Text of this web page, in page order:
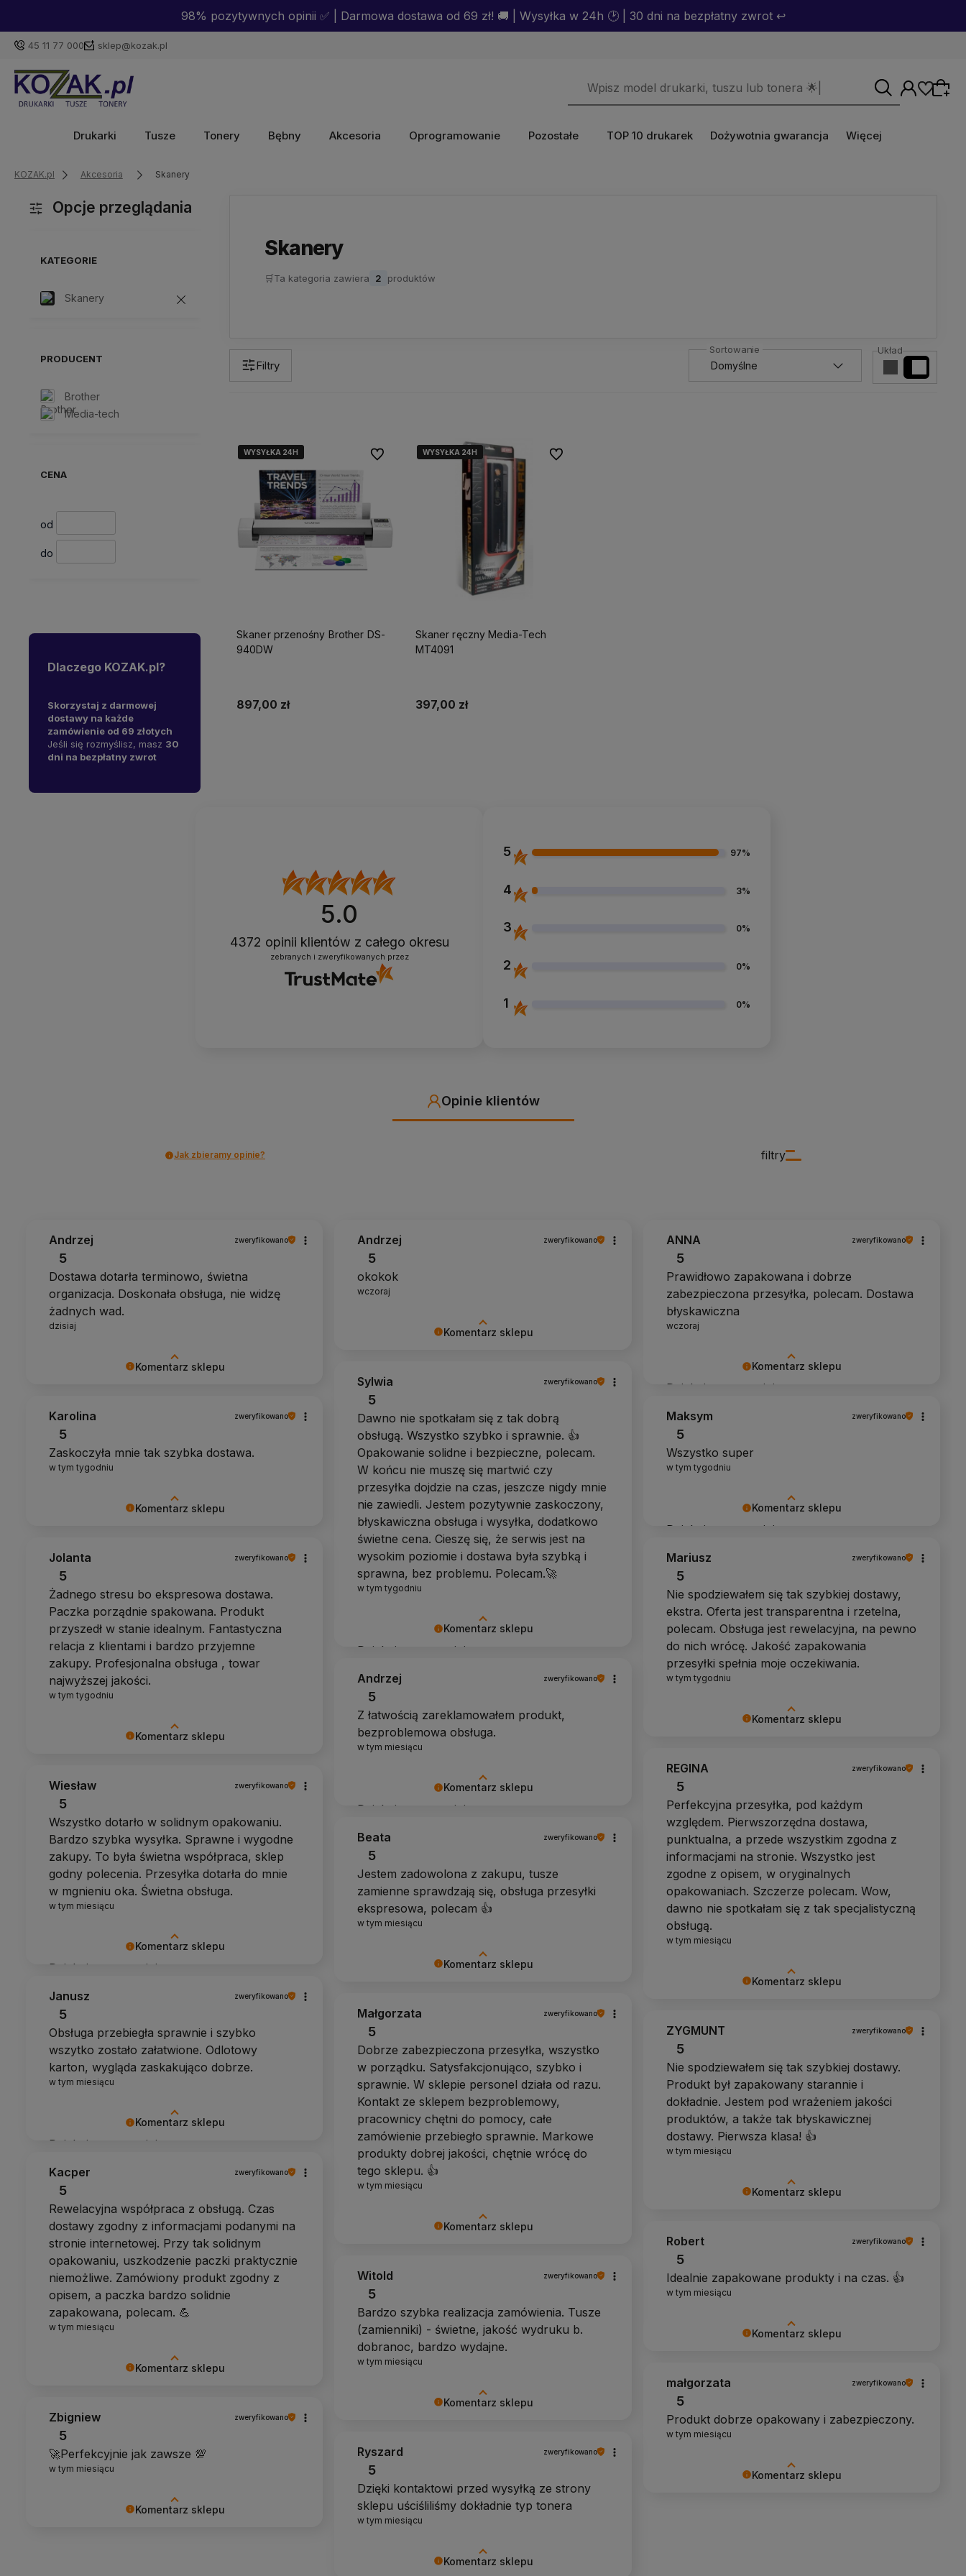
98% pozytywnych opinii ✅ | Darmowa dostawa od 69 zł! 🚚 | Wysyłka w 24h 🕑 | 30 dni na bezpłatny zwrot ↩️
45 11 77 000 sklep@kozak.pl
Drukarki Tusze Tonery Bębny Akcesoria Oprogramowanie Pozostałe TOP 10 drukarek Dożywotnia gwarancja Więcej
KOZAK.pl Akcesoria Skanery
Opcje przeglądania
KATEGORIE
Skanery
PRODUCENT
Brother
Media-tech
CENA
od
do
Dlaczego KOZAK.pl?
Skorzystaj z darmowej
dostawy na każde
zamówienie od 69 złotych
Jeśli się rozmyślisz, masz 30
dni na bezpłatny zwrot
W 1997 roku otworzyliśmy
Skanery
🛒Ta kategoria zawiera 2 produktów
Filtry
Układ
WYSYŁKA 24H
WYSYŁKA 24H
Skaner przenośny Brother DS-
940DW
897,00 zł
Do ulubionychWYSYŁKA 24H
WYSYŁKA 24H
Skaner ręczny Media-Tech
MT4091
397,00 zł
Do ulubionych
5.0
4372 opinii klientów z całego okresu
zebranych i zweryfikowanych przez
5 97%
4 3%
3 0%
2 0%
1 0%
Opinie klientów
filtry
Jak zbieramy opinie?
Komentarz sklepu
Andrzej zweryfikowano
5
Dostawa dotarła terminowo, świetna
organizacja. Doskonała obsługa, nie widzę
żadnych wad.
dzisiaj Komentarz sklepu
Andrzej zweryfikowano
5
okokok
wczoraj
Komentarz sklepu
Dziękujemy za opinię
ANNA zweryfikowano
5
Prawidłowo zapakowana i dobrze
zabezpieczona przesyłka, polecam. Dostawa
błyskawiczna
wczoraj
Komentarz sklepu
Dziękujemy za opinię
Sylwia zweryfikowano
5
Dawno nie spotkałam się z tak dobrą
obsługą. Wszystko szybko i sprawnie. 👍️
Opakowanie solidne i bezpieczne, polecam.
W końcu nie muszę się martwić czy
przesyłka dojdzie na czas, jeszcze nigdy mnie
nie zawiedli. Jestem pozytywnie zaskoczony,
błyskawiczna obsługa i wysyłka, dodatkowo
świetne cena. Cieszę się, że serwis jest na
wysokim poziomie i dostawa była szybką i
sprawna, bez problemu. Polecam.🚀
w tym tygodniu
Komentarz sklepu
Karolina zweryfikowano
5
Zaskoczyła mnie tak szybka dostawa.
w tym tygodniu
Komentarz sklepu
Dziękujemy za opinię
Maksym zweryfikowano
5
Wszystko super
w tym tygodniu
Komentarz sklepu
Jolanta zweryfikowano
5
Żadnego stresu bo ekspresowa dostawa.
Paczka porządnie spakowana. Produkt
przyszedł w stanie idealnym. Fantastyczna
relacja z klientami i bardzo przyjemne
zakupy. Profesjonalna obsługa , towar
najwyższej jakości.
w tym tygodniu
Komentarz sklepu
Mariusz zweryfikowano
5
Nie spodziewałem się tak szybkiej dostawy,
ekstra. Oferta jest transparentna i rzetelna,
polecam. Obsługa jest rewelacyjna, na pewno
do nich wrócę. Jakość zapakowania
przesyłki spełnia moje oczekiwania.
w tym tygodniu
Komentarz sklepu
Dziękujemy za opinię
Andrzej zweryfikowano
5
Z łatwością zareklamowałem produkt,
bezproblemowa obsługa.
w tym miesiącu
Komentarz sklepu
REGINA zweryfikowano
5
Perfekcyjna przesyłka, pod każdym
względem. Pierwszorzędna dostawa,
punktualna, a przede wszystkim zgodna z
informacjami na stronie. Wszystko jest
zgodne z opisem, w oryginalnych
opakowaniach. Szczerze polecam. Wow,
dawno nie spotkałam się z tak specjalistyczną
obsługą.
w tym miesiącu
Komentarz sklepu
Dziękujemy za opinię
Wiesław zweryfikowano
5
Wszystko dotarło w solidnym opakowaniu.
Bardzo szybka wysyłka. Sprawne i wygodne
zakupy. To była świetna współpraca, sklep
godny polecenia. Przesyłka dotarła do mnie
w mgnieniu oka. Świetna obsługa.
w tym miesiącu
Komentarz sklepu
Beata zweryfikowano
5
Jestem zadowolona z zakupu, tusze
zamienne sprawdzają się, obsługa przesyłki
ekspresowa, polecam 👍️
w tym miesiącu
Komentarz sklepu
Dziękujemy za opinię
Janusz zweryfikowano
5
Obsługa przebiegła sprawnie i szybko
wszytko zostało załatwione. Odlotowy
karton, wygląda zaskakująco dobrze.
w tym miesiącu
Komentarz sklepu
Małgorzata zweryfikowano
5
Dobrze zabezpieczona przesyłka, wszystko
w porządku. Satysfakcjonująco, szybko i
sprawnie. W sklepie personel działa od razu.
Kontakt ze sklepem bezproblemowy,
pracownicy chętni do pomocy, całe
zamówienie przebiegło sprawnie. Markowe
produkty dobrej jakości, chętnie wrócę do
tego sklepu. 👍️
w tym miesiącu Komentarz sklepu
ZYGMUNT zweryfikowano
5
Nie spodziewałem się tak szybkiej dostawy.
Produkt był zapakowany starannie i
dokładnie. Jestem pod wrażeniem jakości
produktów, a także tak błyskawicznej
dostawy. Pierwsza klasa! 👍️
w tym miesiącu
Komentarz sklepu
Kacper zweryfikowano
5
Rewelacyjna współpraca z obsługą. Czas
dostawy zgodny z informacjami podanymi na
stronie internetowej. Przy tak solidnym
opakowaniu, uszkodzenie paczki praktycznie
niemożliwe. Zamówiony produkt zgodny z
opisem, a paczka bardzo solidnie
zapakowana, polecam. 💪
w tym miesiącu Komentarz sklepu
Robert zweryfikowano
5
Idealnie zapakowane produkty i na czas. 👍️
w tym miesiącu
Komentarz sklepu
Witold zweryfikowano
5
Bardzo szybka realizacja zamówienia. Tusze
(zamienniki) - świetne, jakość wydruku b.
dobranoc, bardzo wydajne.
w tym miesiącu
Komentarz sklepu
małgorzata zweryfikowano
5
Produkt dobrze opakowany i zabezpieczony.
w tym miesiącu
Komentarz sklepu
Zbigniew zweryfikowano
5
🚀Perfekcyjnie jak zawsze 💯
w tym miesiącu
Komentarz sklepu
Ryszard zweryfikowano
5
Dzięki kontaktowi przed wysyłką ze strony
sklepu uściśliliśmy dokładnie typ tonera
w tym miesiącu